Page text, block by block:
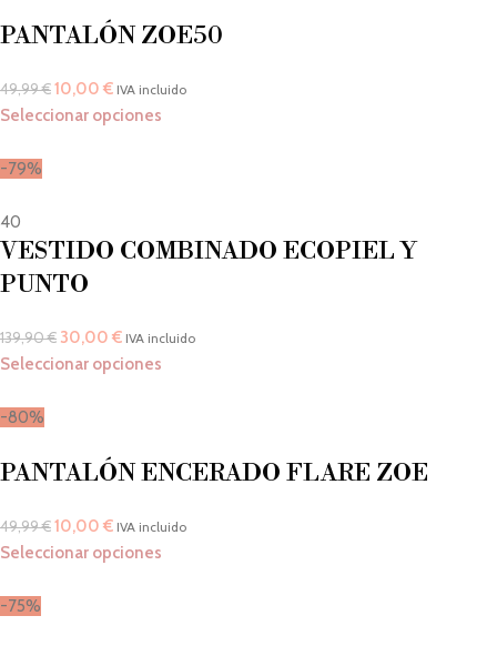
PANTALÓN ZOE50
49,99€10,00 € IVA incluido
Seleccionar opciones
-79%
40
VESTIDO COMBINADO ECOPIEL Y
PUNTO
139,90€ 30,00 € IVA incluido
Seleccionar opciones
-80%
PANTALÓN ENCERADO FLARE ZOE
49,99€10,00 € IVA incluido
Seleccionar opciones
-75%